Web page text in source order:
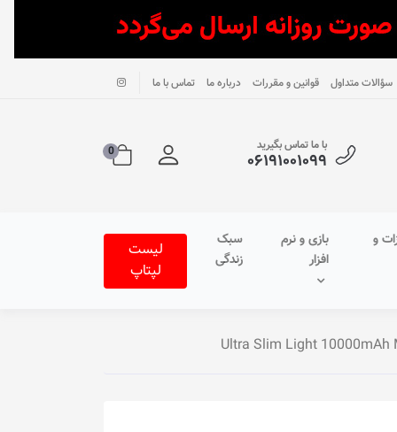
سؤالات متداول قوانین و مقررات درباره ما تماس با ما
با ما تماس بگیرید
۰۶۱۹۱۰۰۱۰۹۹ 0
و
بازی و نرم
افزار
سبک
زندگی
لیست
لپتاپ